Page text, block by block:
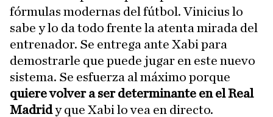
fórmulas modernas del fútbol. Vinicius lo
sabe y lo da todo frente la atenta mirada del
entrenador. Se entrega ante Xabi para
demostrarle que puede jugar en este nuevo
sistema. Se esfuerza al máximo porque
quiere volver a ser determinante en el Real
Madridy que Xabi lo vea en directo.